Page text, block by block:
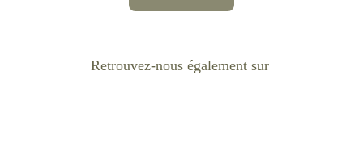
Retrouvez-nous également sur